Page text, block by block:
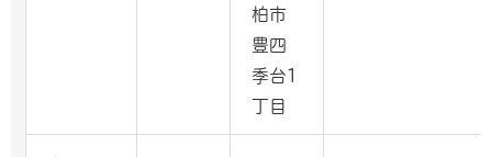
柏市
豊四
季台1
丁目